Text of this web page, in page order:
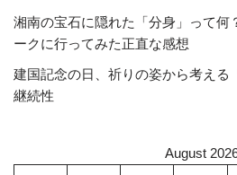
湘南の宝石に隠れた「分身」って何
ークに行ってみた正直な感想
建国記念の日、祈りの姿から考える
継続性
August